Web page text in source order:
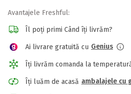
Avantajele Freshful:
Îl poți primi Când îți livrăm?
Ai livrare gratuită cu Genius
Îți livrăm comanda la
Îți luăm de acasă ambalajele cu